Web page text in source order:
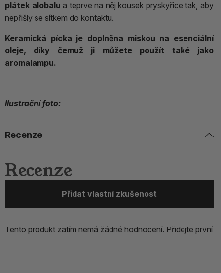
plátek alobalu a teprve na něj kousek pryskyřice tak, aby
nepřišly se sítkem do kontaktu.
Keramická pícka je doplněna miskou na esenciální
oleje, díky čemuž ji můžete použít také jako
aromalampu.
Ilustrační foto:
Recenze
Recenze
Přidat vlastní zkušenost
Tento produkt zatím nemá žádné hodnocení. Přidejte první